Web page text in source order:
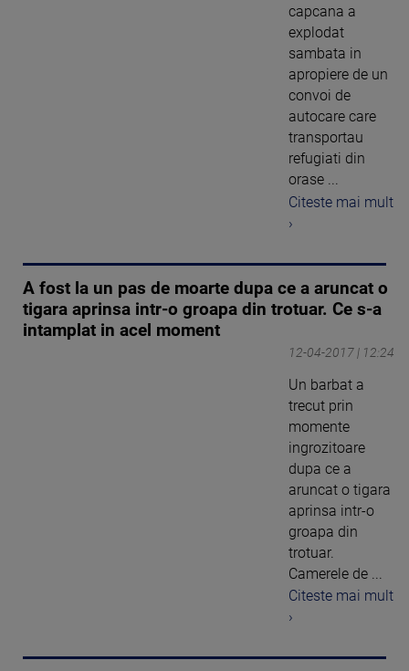
capcana a
explodat
sambata in
apropiere de un
convoi de
autocare care
transportau
refugiati din
orase ...
Citeste mai mult
›
A fost la un pas de moarte dupa ce a aruncat o
tigara aprinsa intr-o groapa din trotuar. Ce s-a
intamplat in acel moment
12-04-2017 | 12:24
Un barbat a
trecut prin
momente
ingrozitoare
dupa ce a
aruncat o tigara
aprinsa intr-o
groapa din
trotuar.
Camerele de ...
Citeste mai mult
›